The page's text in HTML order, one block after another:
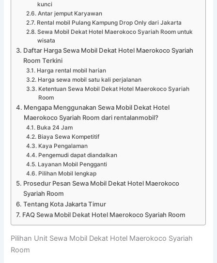
kunci
Antar jemput Karyawan
Rental mobil Pulang Kampung Drop Only dari Jakarta
Sewa Mobil Dekat Hotel Maerokoco Syariah Room untuk
wisata
Daftar Harga Sewa Mobil Dekat Hotel Maerokoco Syariah
Room Terkini
Harga rental mobil harian
Harga sewa mobil satu kali perjalanan
Ketentuan Sewa Mobil Dekat Hotel Maerokoco Syariah
Room
Mengapa Menggunakan Sewa Mobil Dekat Hotel
Maerokoco Syariah Room dari rentalanmobil?
Buka 24 Jam
Biaya Sewa Kompetitif
Kaya Pengalaman
Pengemudi dapat diandalkan
Layanan Mobil Pengganti
Pilihan Mobil lengkap
Prosedur Pesan Sewa Mobil Dekat Hotel Maerokoco
Syariah Room
Tentang Kota Jakarta Timur
FAQ Sewa Mobil Dekat Hotel Maerokoco Syariah Room
Pilihan Unit Sewa Mobil Dekat Hotel Maerokoco Syariah
Room